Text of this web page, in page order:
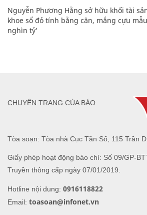
Nguyễn Phương Hằng sở hữu khối tài
khoe sổ đỏ tính bằng cân, mắng cựu
nghìn tỷ'
Tòa soạn: Tòa nhà Cục Tần Số, 115 Trần
Giấy phép hoạt động báo chí: Số 09/GP-
Truyền thông cấp ngày 07/01/2019.
Hotline nội dung: 0916118822
Email: toasoan@infonet.vn
CHUYÊN TRANG CỦA BÁO